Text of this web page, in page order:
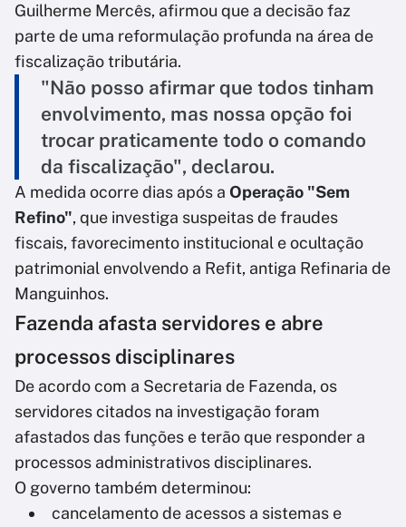
Guilherme Mercês, afirmou que a decisão faz
parte de uma reformulação profunda na área de
fiscalização tributária.
"Não posso afirmar que todos tinham
envolvimento, mas nossa opção foi
trocar praticamente todo o comando
da fiscalização", declarou.
A medida ocorre dias após a Operação "Sem
Refino", que investiga suspeitas de fraudes
fiscais, favorecimento institucional e ocultação
patrimonial envolvendo a Refit, antiga Refinaria de
Manguinhos.
Fazenda afasta servidores e abre
processos disciplinares
De acordo com a Secretaria de Fazenda, os
servidores citados na investigação foram
afastados das funções e terão que responder a
processos administrativos disciplinares.
O governo também determinou:
cancelamento de acessos a sistemas e